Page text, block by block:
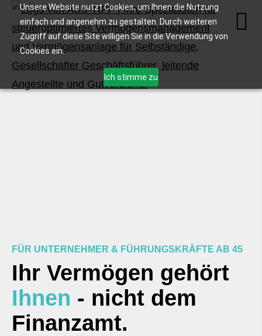
Unsere Website nutzt Cookies, um Ihnen die Nutzung
einfach und angenehm zu gestalten. Durch weiteren
Zugriff auf diese Site willigen Sie in die Verwendung von
Cookies ein.
Ich stimme zu
FÜR UNTERNEHMER & FÜHRUNGSKRÄFTE AB 45
Ihr Vermögen gehört
Ihnen - nicht dem
Finanzamt.